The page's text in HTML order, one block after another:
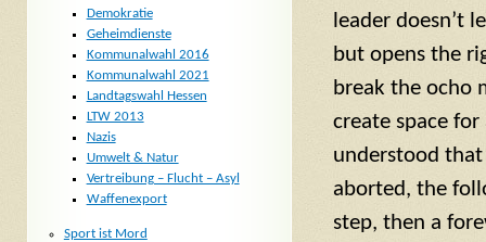
leader doesn’t
but opens the
break the ocho
create space for
understood
aborted, the
step, then a
Demokratie
Geheimdienste
Kommunalwahl 2016
Kommunalwahl 2021
Landtagswahl Hessen
LTW 2013
Nazis
Umwelt & Natur
Vertreibung – Flucht – Asyl
Waffenexport
Sport ist Mord